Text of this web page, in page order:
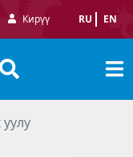
Кирүү RU EN